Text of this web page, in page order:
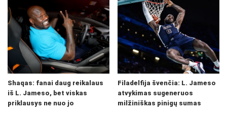
Shaqas: fanai daug reikalaus
iš L. Jameso, bet viskas
priklausys ne nuo jo
Filadelfija švenčia: L. Jameso
atvykimas sugeneruos
milžiniškas pinigų sumas